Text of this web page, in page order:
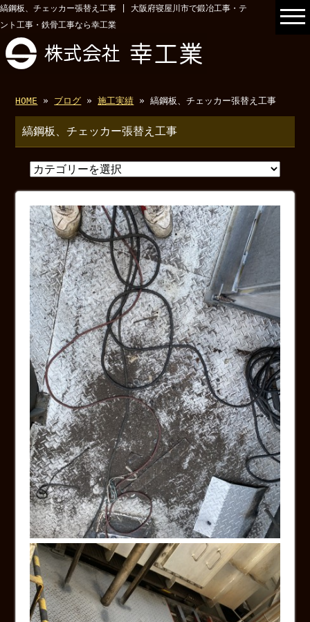
縞鋼板、チェッカー張替え工事 | 大阪府寝屋川市で鍛冶工事・テ
ント工事・鉄骨工事なら幸工業
HOME » ブログ »施工実績 » 縞鋼板、チェッカー張替え工事
縞鋼板、チェッカー張替え工事